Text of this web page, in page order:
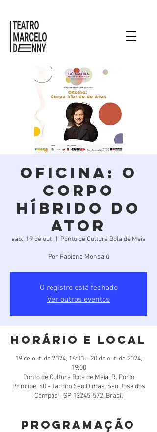
Oficina: O
Corpo
Híbrido do
Ator
sáb., 19 de out. Ponto de Cultura Bola de Meia
Por Fabiana Monsalú
O registro está fechado
Ver outros eventos
Horário e local
19 de out. de 2024, 16:00 – 20 de out. de 2024,
19:00
Ponto de Cultura Bola de Meia, R. Porto
Príncipe, 40 - Jardim Sao Dimas, São José dos
Campos - SP, 12245-572, Brasil
Programação